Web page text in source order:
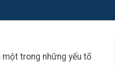
một trong những yếu tố